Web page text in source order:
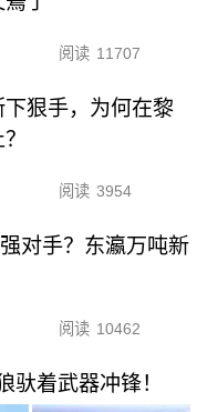
阅读 11707
狠手，为何在黎
阅读 3954
对手？东瀛万吨新
阅读 10462
驮着武器冲锋！